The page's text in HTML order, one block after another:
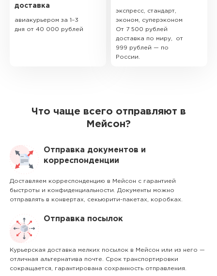
доставка
авиакурьером за 1–3
дня от 40 000 рублей
экспресс, стандарт,
эконом, суперэконом
От 7 500 рублей
доставка по миру, от
999 рублей — по
России.
Что чаще всего отправляют в
Мейсон?
Отправка документов и
корреспонденции
Доставляем корреспонденцию в Мейсон с гарантией
быстроты и конфиденциальности. Документы можно
отправлять в конвертах, секьюрити-пакетах, коробках.
Отправка посылок
Курьерская доставка мелких посылок в Мейсон или из него —
отличная альтернатива почте. Срок транспортировки
сокращается, гарантирована сохранность отправления.